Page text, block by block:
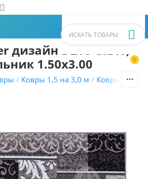

0


дизайн D216 GRAY,
1.50x3.00
/ Ковры 1,5 на 3,0 м / Ковры